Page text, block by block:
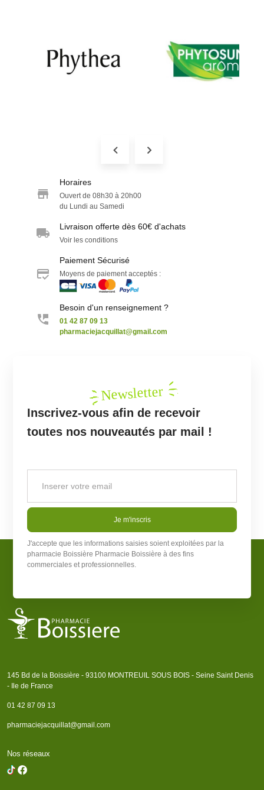
Horaires
Ouvert de 08h30 à 20h00
du Lundi au Samedi
Livraison offerte dès 60€ d'achats
Voir les conditions
Paiement Sécurisé
Moyens de paiement acceptés :
Besoin d'un renseignement ?
01 42 87 09 13
pharmaciejacquillat@gmail.com
Newsletter
Inscrivez-vous afin de recevoir
toutes nos nouveautés par mail !
Je m'inscris
J'accepte que les informations saisies soient exploitées par la
pharmacie Boissière Pharmacie Boissière à des fins
commerciales et professionnelles.
145 Bd de la Boissière - 93100 MONTREUIL SOUS BOIS - Seine Saint Denis
- Ile de France
01 42 87 09 13
pharmaciejacquillat@gmail.com
Nos réseaux